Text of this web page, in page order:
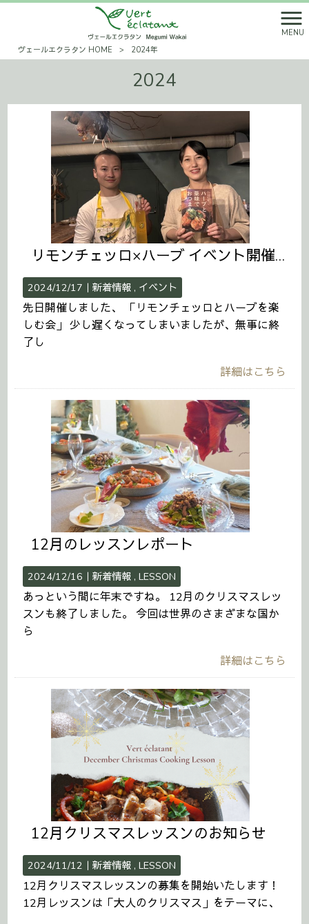
MENU
ヴェールエクラタン HOME
> 2024年
2024
リモンチェッロ×ハーブ イベント開催レポート
2024/12/17｜新着情報 イベント
先日開催しました、 「リモンチェッロとハーブを楽
しむ会」 少し遅くなってしまいましたが、無事に終
了し
詳細はこちら
12月のレッスンレポート
2024/12/16｜新着情報 LESSON
あっという間に年末ですね。 12月のクリスマスレッ
スンも終了しました。 今回は世界のさまざまな国か
ら
詳細はこちら
12月クリスマスレッスンのお知らせ
2024/11/12｜新着情報 LESSON
12月クリスマスレッスンの募集を開始いたします！
12月レッスンは「大人のクリスマス」をテーマに、